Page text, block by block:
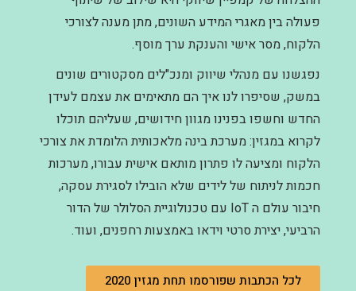
פעולה בין מאגרי המידע השונים, מתן מענה לצורכי
הלקוח, מסר אישי והענקת ערך מוסף.
נפגשנו עם מנהלי שיווק ומנכ"לים מסקטורים שונים
במשק, שסיפרו לנו איך הם מתאימים את עצמם לעידן
החדש וחשפו בפנינו מגוון חידושים, שעליהם תוכלו
לקרוא במגזין: מערכת בינה מלאכותית הלומדת את צורכי
הלקוח ומציעה לו פתרון מותאם אישית עבורו, מערכות
חכמות לניתוח של לידים שלא הובילו לסגירת עסקה,
חיבור עולם ה IoT עם טכנולוגיית הסלולר של הדור
הרביעי, יצירת סרטי וידאו באמצעות רחפנים, ועוד.
לכל הכתבות שפורסמו תחת מגזין 2020